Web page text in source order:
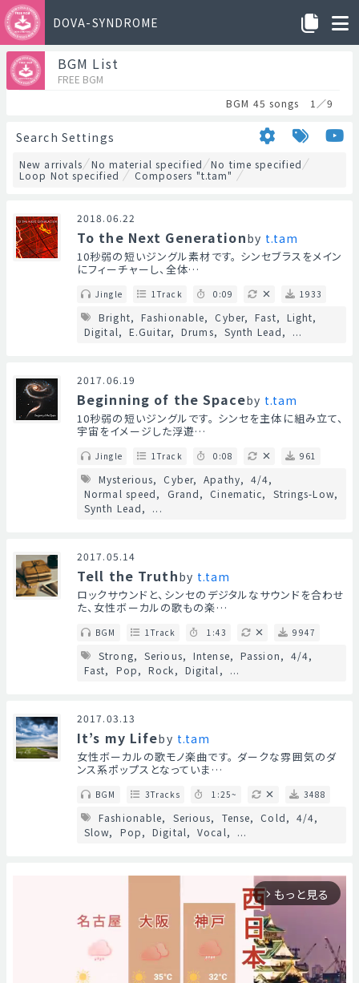
DOVA-SYNDROME
BGM List
FREE BGM
BGM 45 songs 1／9
Search Settings
New arrivals No material specified
No time specified
Loop Not specified
Composers "t.tam"
2018.06.22
To the Next Generationby t.tam
10秒弱の短いジングル素材です。 シンセブラスをメイン
にフィーチャーし、全体…
Jingle 1Track 0:09 1933
Bright Fashionable Cyber Fast
Light
Digital
E.Guitar Drums Synth Lead ...
2017.06.19
Beginning of the Spaceby t.tam
10秒弱の短いジングルです。 シンセを主体に組み立て、
宇宙をイメージした浮遊…
Jingle 1Track 0:08 961
Mysterious Cyber Apathy
4/4
Normal speed
Grand Cinematic
Strings-Low
Synth Lead
...
2017.05.14
Tell the Truthby t.tam
ロックサウンドと、シンセのデジタルなサウンドを合わせ
た、女性ボーカルの歌もの楽…
BGM 1Track 1:43 9947
Strong Serious Intense Passion
4/4
Fast
Pop Rock Digital ...
2017.03.13
It’s my Lifeby t.tam
女性ボーカルの歌モノ楽曲です。 ダークな雰囲気のダ
ンス系ポップスとなっていま…
BGM 3Tracks 1:25~ 3488
Fashionable Serious Tense Cold
4/4
Slow
Pop Digital Vocal ...
arrow_forward_ios もっと見る